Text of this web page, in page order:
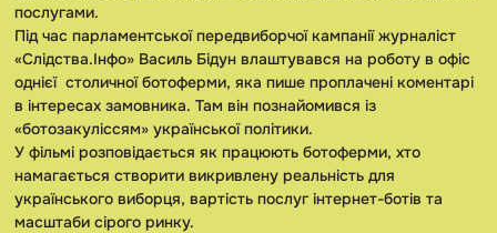
послугами.
Під час парламентської передвиборчої кампанії журналіст
«Слідства.Інфо» Василь Бідун влаштувався на роботу в офіс
однієї столичної ботоферми, яка пише проплачені коментарі
в інтересах замовника. Там він познайомився із
«ботозакуліссям» української політики.
У фільмі розповідається як працюють ботоферми, хто
намагається створити викривлену реальність для
українського виборця, вартість послуг інтернет-ботів та
масштаби сірого ринку.